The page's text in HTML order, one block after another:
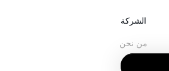
الشركة
من نحن